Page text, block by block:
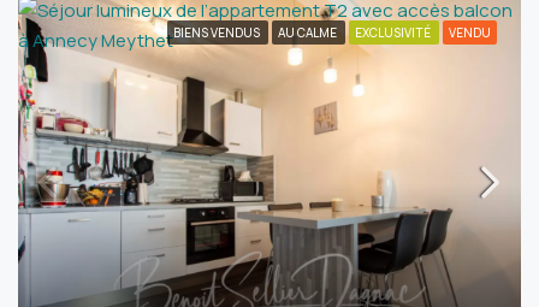
BIENS VENDUS AU CALME EXCLUSIVITÉ VENDU